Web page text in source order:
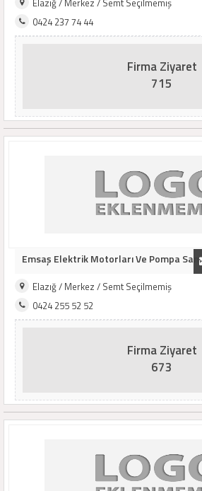
Elazığ / Merkez / Semt Seçilmemiş
0424 237 74 44
Firma Ziyaret
715
Emsaş Elektrik Motorları Ve Pompa
Elazığ / Merkez / Semt Seçilmemiş
0424 255 52 52
Firma Ziyaret
673